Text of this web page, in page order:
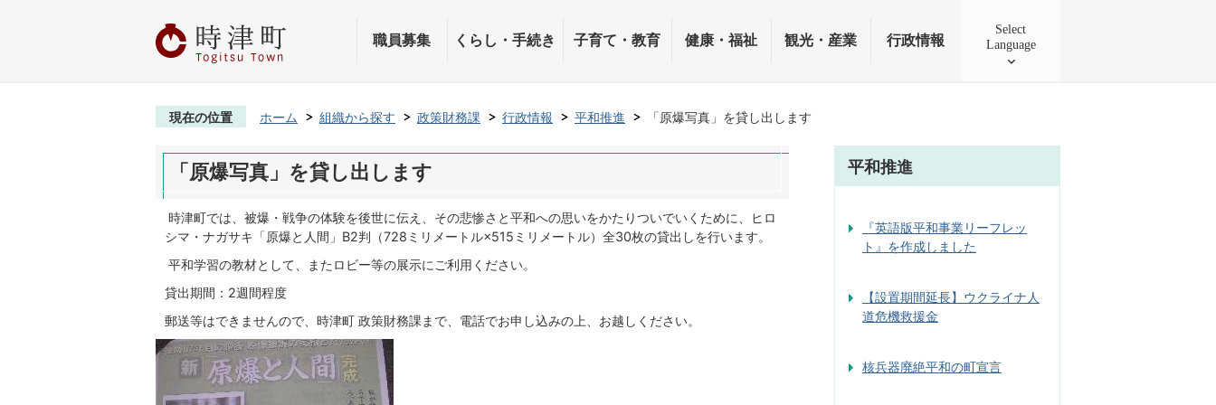
職員募集 くらし・手続き 子育て・教育 健康・福祉 観光・産業 行政情報
Select
Language
現在の位置 ホーム 組織から探す 政策財務課 行政情報 平和推進 「原爆写真」を貸し出します
「原爆写真」を貸し出します
時津町では、被爆・戦争の体験を後世に伝え、その悲惨さと平和への思いをかたりついでいくために、ヒロ
シマ・ナガサキ「原爆と人間」B2判（728ミリメートル×515ミリメートル）全30枚の貸出しを行います。
平和学習の教材として、またロビー等の展示にご利用ください。
貸出期間：2週間程度
郵送等はできませんので、時津町 政策財務課まで、電話でお申し込みの上、お越しください。
平和推進
『英語版平和事業リーフレッ
ト』を作成しました
【設置期間延長】ウクライナ人
道危機救援金
核兵器廃絶平和の町宣言